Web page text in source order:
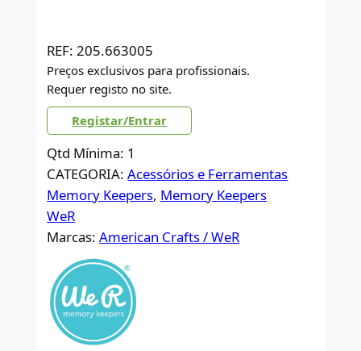
REF: 205.663005
Preços exclusivos para profissionais.
Requer registo no site.
Registar/Entrar
Qtd Mínima: 1
CATEGORIA:Acessórios e Ferramentas
Memory Keepers, Memory Keepers
WeR
Marcas:American Crafts / WeR